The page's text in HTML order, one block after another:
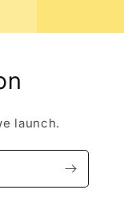
launch.